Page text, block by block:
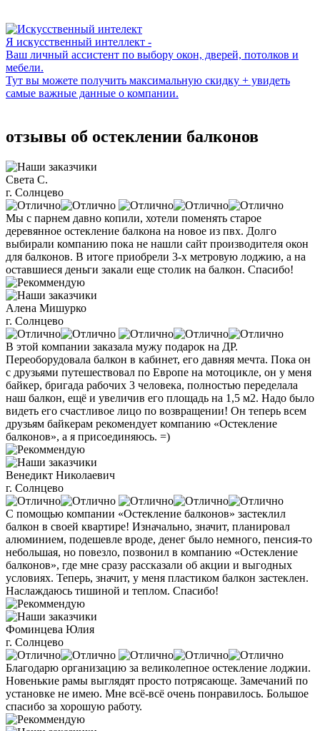
Я искусственный интеллект -
Ваш личный ассистент по выбору окон, дверей, потолков и
мебели.
Тут вы можете получить максимальную скидку + увидеть
самые важные данные о компании.
отзывы об остеклении балконов
Света С.
г. Солнцево
Мы с парнем давно копили, хотели поменять старое
деревянное остекление балкона на новое из пвх. Долго
выбирали компанию пока не нашли сайт производителя окон
для балконов. В итоге приобрели 3-х метровую лоджию, а на
оставшиеся деньги закали еще столик на балкон. Спасибо!
Алена Мишурко
г. Солнцево
В этой компании заказала мужу подарок на ДР.
Переоборудовала балкон в кабинет, его давняя мечта. Пока он
с друзьями путешествовал по Европе на мотоцикле, он у меня
байкер, бригада рабочих 3 человека, полностью переделала
наш балкон, ещё и увеличив его площадь на 1,5 м2. Надо было
видеть его счастливое лицо по возвращении! Он теперь всем
друзьям байкерам рекомендует компанию «Остекление
балконов», а я присоединяюсь. =)
Венедикт Николаевич
г. Солнцево
С помощью компании «Остекление балконов» застеклил
балкон в своей квартире! Изначально, значит, планировал
алюминием, подешевле вроде, денег было немного, пенсия-то
небольшая, но повезло, позвонил в компанию «Остекление
балконов», где мне сразу рассказали об акции и выгодных
условиях. Теперь, значит, у меня пластиком балкон застеклен.
Наслаждаюсь тишиной и теплом. Спасибо!
Фоминцева Юлия
г. Солнцево
Благодарю организацию за великолепное остекление лоджии.
Новенькие рамы выглядят просто потрясающе. Замечаний по
установке не имею. Мне всё-всё очень понравилось. Большое
спасибо за хорошую работу.